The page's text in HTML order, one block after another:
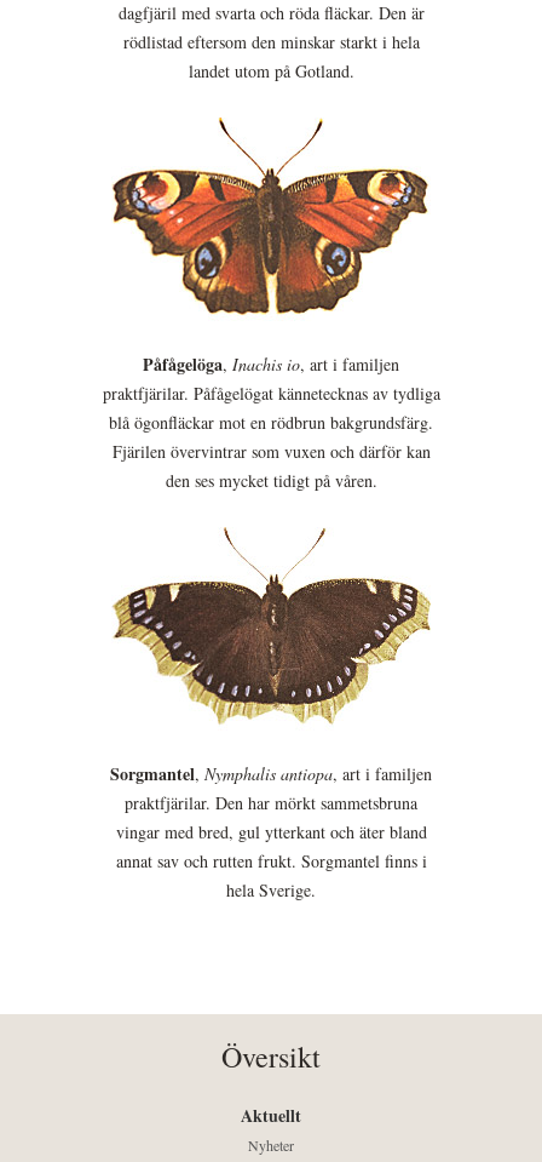
dagfjäril med svarta och röda fläckar. Den är
rödlistad eftersom den minskar starkt i hela
landet utom på Gotland.
Påfågelöga, Inachis io, art i familjen
praktfjärilar. Påfågelögat kännetecknas av tydliga
blå ögonfläckar mot en rödbrun bakgrundsfärg.
Fjärilen övervintrar som vuxen och därför kan
den ses mycket tidigt på våren.
Sorgmantel, Nymphalis antiopa, art i familjen
praktfjärilar. Den har mörkt sammetsbruna
vingar med bred, gul ytterkant och äter bland
annat sav och rutten frukt. Sorgmantel finns i
hela Sverige.
Översikt
Aktuellt
Nyheter